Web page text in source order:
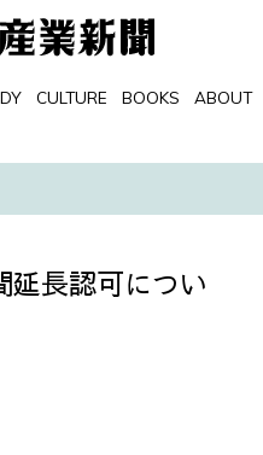
CULTURE BOOKS ABOUT
延長認可につい